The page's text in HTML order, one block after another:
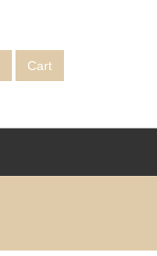
Cart